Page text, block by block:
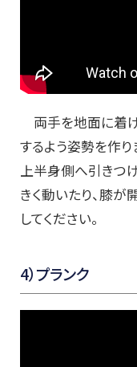
両手を地面に着
するよう姿勢を作り
上半身側へ引きつ
きく動いたり、膝が
してください。
4）プランク